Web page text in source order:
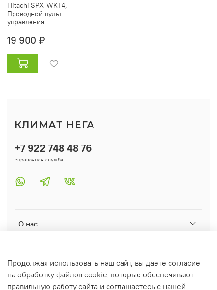
Hitachi SPX-WKT4,
Проводной пульт
управления
19 900 ₽
О нас
Информация
+7 922 748 48 76
справочная служба
КЛИМАТ НЕГА
Продолжая использовать наш сайт, вы даете согласие
на обработку файлов cookie, которые обеспечивают
правильную работу сайта и соглашаетесь с нашей